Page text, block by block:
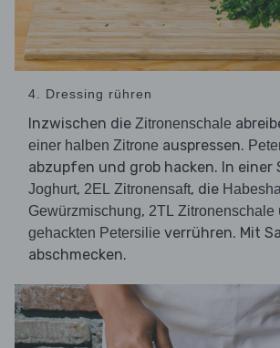
4. Dressing rühren
Inzwischen die Zitronenschale
einer halben Zitrone auspressen.
abzupfen und grob hacken. In einer
Joghurt, 2EL Zitronensaft, die
Gewürzmischung, 2TL Zitronenschale
gehackten Petersilie verrühren. Mit
abschmecken.